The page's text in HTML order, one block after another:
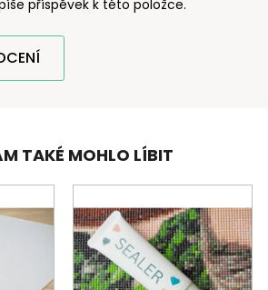
příspěvek k této položce.
TAKÉ MOHLO LÍBIT